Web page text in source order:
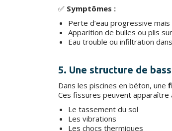
✅ Symptômes :
Perte d’eau progressive
Apparition de bulles ou plis
Eau trouble ou infiltration
5. Une structure de
Dans les piscines en béton, une
Ces fissures peuvent apparaître
Le tassement du sol
Les vibrations
Les chocs thermiques